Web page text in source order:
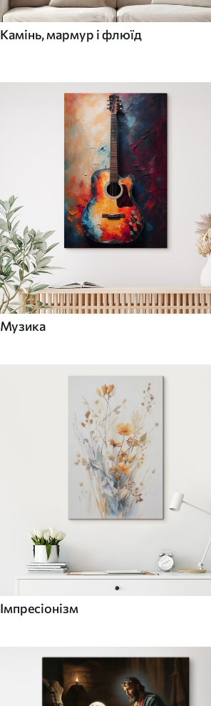
Камінь, мармур і флюїд
Музика
Імпресіонізм